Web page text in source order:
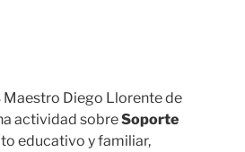
Maestro Diego Llorente de
actividad sobreSoporte
educativo y familiar,